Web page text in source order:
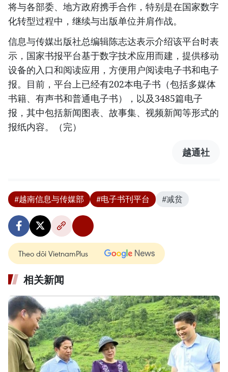
将与各部委、地方政府携手合作，特别是在国家数字
化转型过程中，继续与出版单位并肩作战。
信息与传媒出版社总编辑陈志达表示介绍该平台时表
示，国家书报平台基于数字技术应用而建，提供移动
设备的入口和阅读应用，方便用户阅读电子书和电子
报。目前，平台上已经有202本电子书（包括多媒体
书籍、有声书和普通电子书），以及3485篇电子
报，其中包括新闻图表、故事集、视频新闻等形式的
报纸内容。（完）
越通社
#越南信息与传媒部 #电子书刊平台 #减贫
Theo dõi VietnamPlus
相关新闻